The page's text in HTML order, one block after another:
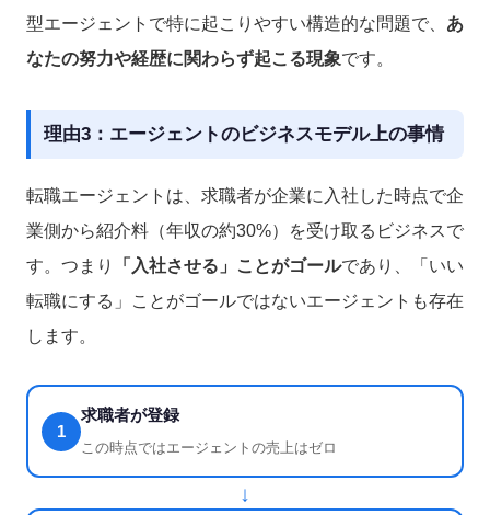
型エージェントで特に起こりやすい構造的な問題で、 あ
なたの努力や経歴に関わらず起こる現象です。
理由3：エージェントのビジネスモデル上の事情
転職エージェントは、求職者が企業に入社した時点で企
業側から紹介料（年収の約30%）を受け取るビジネスで
す。つまり
「入社させる」ことがゴールであり、「いい
転職にする」ことがゴールではないエージェントも存在
します。
1
求職者が登録
この時点ではエージェントの売上はゼロ
↓